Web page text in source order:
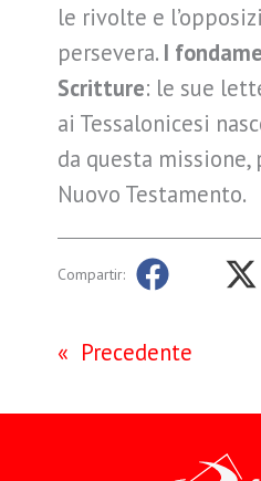
le rivolte e
persevera. I
Scritture: le sue
ai Tessalonicesi
da questa missione,
Nuovo Testamento.
Compartir:
« Precedente